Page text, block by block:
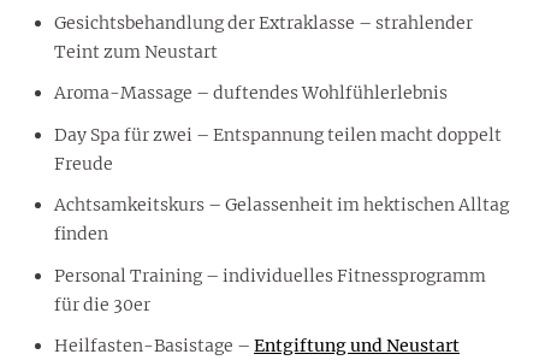
Gesichtsbehandlung der Extraklasse – strahlender
Teint zum Neustart
Aroma-Massage – duftendes Wohlfühlerlebnis
Day Spa für zwei – Entspannung teilen macht doppelt
Freude
Achtsamkeitskurs – Gelassenheit im hektischen Alltag
finden
Personal Training – individuelles Fitnessprogramm
für die 30er
Heilfasten-Basistage – Entgiftung und Neustart